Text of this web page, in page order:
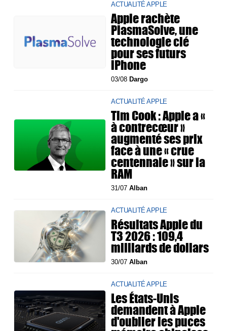
ACTUALITÉ APPLE
Apple rachète
PlasmaSolve, une
technologie clé
pour ses futurs
iPhone
03/08 Dargo
ACTUALITÉ APPLE
Tim Cook : Apple a «
à contrecœur »
augmenté ses prix
face à une « crue
centennale » sur la
RAM
31/07Alban
ACTUALITÉ APPLE
Résultats Apple du
T3 2026 : 109,4
milliards de dollars
30/07Alban
ACTUALITÉ APPLE
Les États-Unis
demandent à Apple
d'oublier les puces